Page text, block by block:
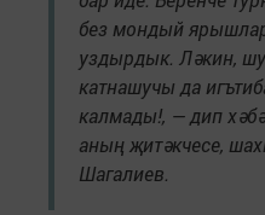
без мондый
уздырдык. Ләкин,
катнашучы да
калмады!, — дип
аның җитәкчесе,
Шагалиев.